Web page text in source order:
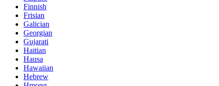
Finnish
Frisian
Galician
Georgian
Gujarati
Haitian
Hausa
Hawaiian
Hebrew